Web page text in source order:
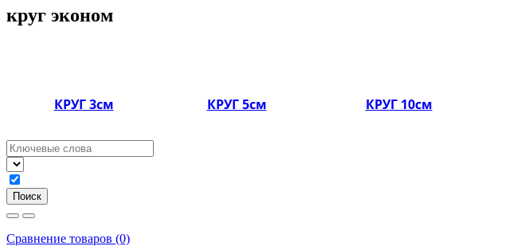
круг эконом
КРУГ 3см КРУГ 5см КРУГ 10см
Сравнение товаров (0)